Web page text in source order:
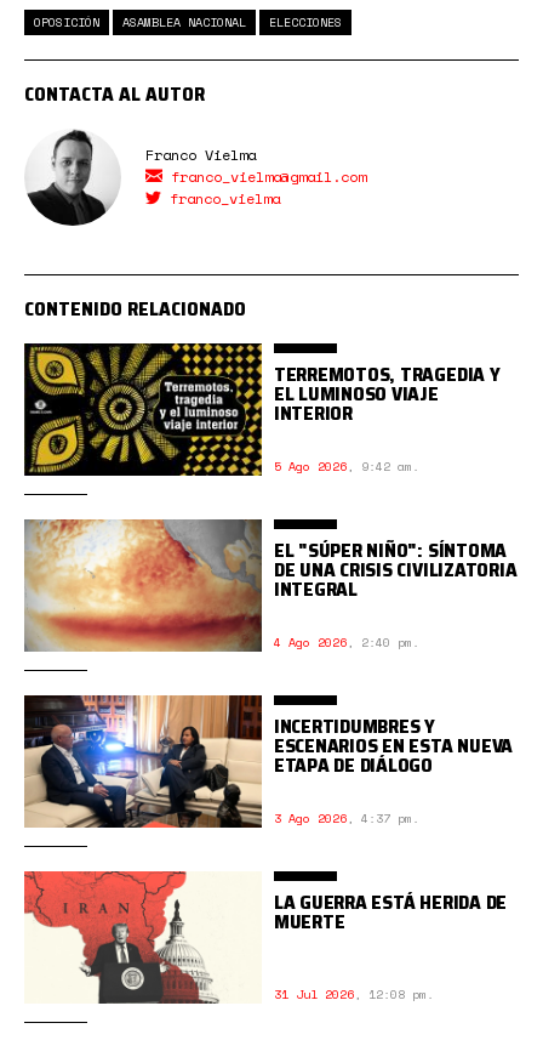
OPOSICIÓN ASAMBLEA NACIONAL ELECCIONES
CONTACTA AL AUTOR
Franco Vielma
franco_vielma@gmail.com
franco_vielma
CONTENIDO RELACIONADO
TERREMOTOS, TRAGEDIA Y
EL LUMINOSO VIAJE
INTERIOR
5 Ago 2026, 9:42 am.
EL "SÚPER NIÑO": SÍNTOMA
DE UNA CRISIS CIVILIZATORIA
INTEGRAL
4 Ago 2026, 2:40 pm.
INCERTIDUMBRES Y
ESCENARIOS EN ESTA NUEVA
ETAPA DE DIÁLOGO
3 Ago 2026, 4:37 pm.
LA GUERRA ESTÁ HERIDA DE
MUERTE
31 Jul 2026, 12:08 pm.